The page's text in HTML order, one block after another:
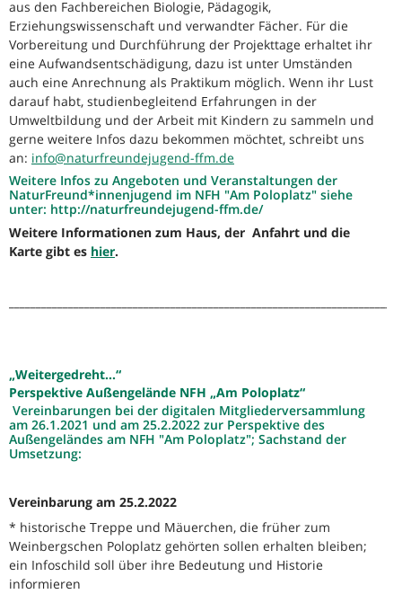
aus den Fachbereichen Biologie, Pädagogik,
Erziehungswissenschaft und verwandter Fächer. Für die
Vorbereitung und Durchführung der Projekttage erhaltet ihr
eine Aufwandsentschädigung, dazu ist unter Umständen
auch eine Anrechnung als Praktikum möglich. Wenn ihr Lust
darauf habt, studienbegleitend Erfahrungen in der
Umweltbildung und der Arbeit mit Kindern zu sammeln und
gerne weitere Infos dazu bekommen möchtet, schreibt uns
an: info@naturfreundejugend-ffm.de
Weitere Infos zu Angeboten und Veranstaltungen der
NaturFreund*innenjugend im NFH "Am Poloplatz" siehe
unter: http://naturfreundejugend-ffm.de/
Weitere Informationen zum Haus, der Anfahrt und die
Karte gibt es hier.
„Weitergedreht…“
Perspektive Außengelände NFH „Am Poloplatz“
Vereinbarungen bei der digitalen Mitgliederversammlung
am 26.1.2021 und am 25.2.2022 zur Perspektive des
Außengeländes am NFH "Am Poloplatz"; Sachstand der
Umsetzung:
Vereinbarung am 25.2.2022
* historische Treppe und Mäuerchen, die früher zum
Weinbergschen Poloplatz gehörten sollen erhalten bleiben;
ein Infoschild soll über ihre Bedeutung und Historie
informieren